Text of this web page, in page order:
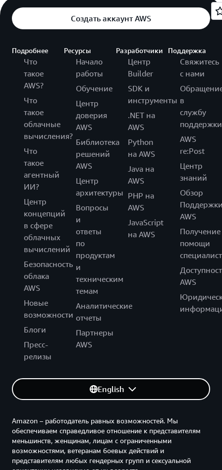
Создать аккаунт AWS
Подробнее
Что
такое
AWS?
Что
такое
облачные
вычисления?
Что
такое
агентный
ИИ?
Центр
концепций
в сфере
облачных
вычислений
Безопасность
облака
AWS
Новые
возможности
Блоги
Пресс-
релизы
Ресурсы
Начало
работы
Обучение
Центр
доверия
AWS
Библиотека
решений
AWS
Центр
архитектуры
Вопросы
и
ответы
по
продуктам
и
техническим
темам
Аналитические
отчеты
Партнеры
AWS
Разработчики
Центр
Builder
SDK и
инструменты
.NET на
AWS
Python
на AWS
Java на
AWS
PHP на
AWS
JavaScript
на AWS
Поддержка
Свяжитесь
с нами
в
службу
поддержки
AWS
re:Post
Центр
знаний
Обзор
AWS
Получение
помощи
AWS
English
Amazon – работодатель равных возможностей. Мы
обеспечиваем справедливое отношение к представителям
меньшинств, женщинам, лицам с ограниченными
возможностями, ветеранам боевых действий и
представителям любых гендерных групп и сексуальной